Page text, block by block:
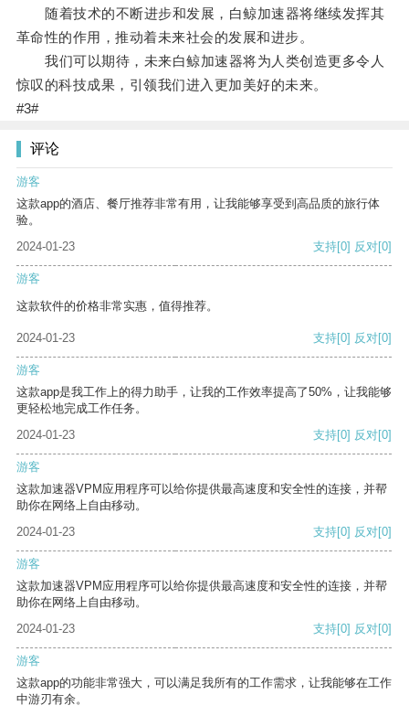
随着技术的不断进步和发展，白鲸加速器将继续发挥其
革命性的作用，推动着未来社会的发展和进步。
我们可以期待，未来白鲸加速器将为人类创造更多令人
惊叹的科技成果，引领我们进入更加美好的未来。
#3#
评论
游客
这款app的酒店、餐厅推荐非常有用，让我能够享受到高品质的旅行体
验。
2024-01-23
支持[0] 反对[0]
游客
这款软件的价格非常实惠，值得推荐。
2024-01-23 支持[0] 反对[0]
游客
这款app是我工作上的得力助手，让我的工作效率提高了50%，让我能够
更轻松地完成工作任务。
2024-01-23
支持[0] 反对[0]
游客
这款加速器VPM应用程序可以给你提供最高速度和安全性的连接，并帮
助你在网络上自由移动。
2024-01-23
支持[0] 反对[0]
游客
这款加速器VPM应用程序可以给你提供最高速度和安全性的连接，并帮
助你在网络上自由移动。
2024-01-23
支持[0] 反对[0]
游客
这款app的功能非常强大，可以满足我所有的工作需求，让我能够在工作
中游刃有余。